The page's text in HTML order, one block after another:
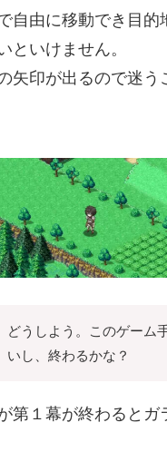
自由に移動でき目的
といけません。
矢印が出るので迷
どうしよう。このゲーム
いし、終わるかな？
第１幕が終わるとガ